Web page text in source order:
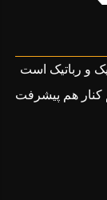
و رباتیک است
کنار هم پیشرفت